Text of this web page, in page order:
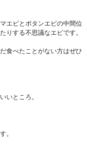
エビとボタンエビの中間位
りする不思議なエビです。
食べたことがない方はぜひ
いところ。
。